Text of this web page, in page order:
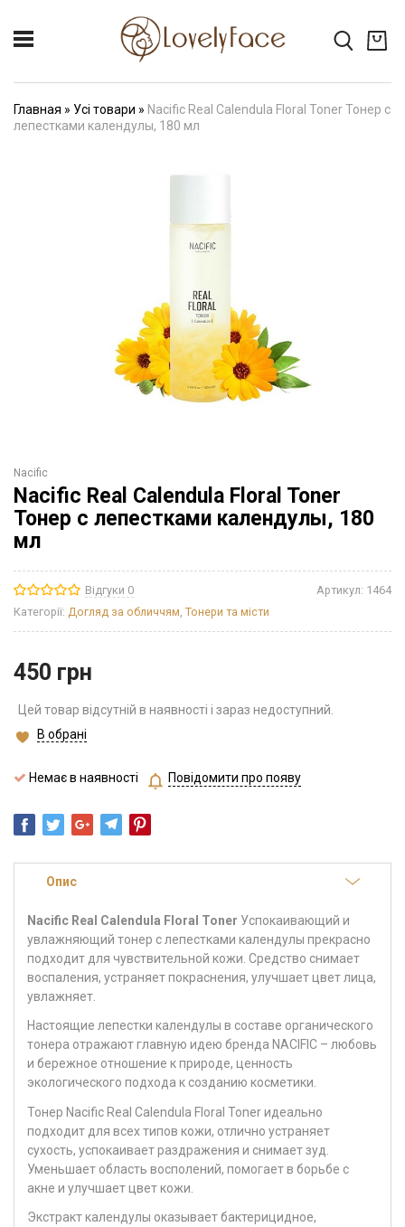
Главная » Усі товари » Nacific Real Calendula Floral Toner Тонер с
лепестками календулы, 180 мл
Nacific
Nacific Real Calendula Floral Toner
Тонер с лепестками календулы, 180
мл
Відгуки 0 Артикул: 1464
Категорії: Догляд за обличчям, Тонери та місти
450 грн
Цей товар відсутній в наявності і зараз недоступний.
В обрані
Немає в наявності Повідомити про появу
Опис
Nacific Real Calendula Floral Toner Успокаивающий и
увлажняющий тонер с лепестками календулы прекрасно
подходит для чувствительной кожи. Средство снимает
воспаления, устраняет покраснения, улучшает цвет лица,
увлажняет.
Настоящие лепестки календулы в составе органического
тонера отражают главную идею бренда NACIFIC – любовь
и бережное отношение к природе, ценность
экологического подхода к созданию косметики.
Тонер Nacific Real Calendula Floral Toner идеально
подходит для всех типов кожи, отлично устраняет
сухость, успокаивает раздражения и снимает зуд.
Уменьшает область восполений, помогает в борьбе с
акне и улучшает цвет кожи.
Экстракт календулы оказывает бактерицидное,